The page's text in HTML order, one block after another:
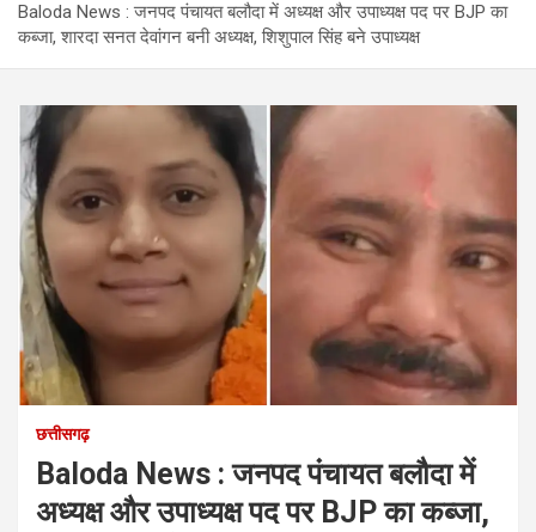
Baloda News : जनपद पंचायत बलौदा में अध्यक्ष और उपाध्यक्ष पद पर BJP का
कब्जा, शारदा सनत देवांगन बनी अध्यक्ष, शिशुपाल सिंह बने उपाध्यक्ष
छत्तीसगढ़
Baloda News : जनपद पंचायत बलौदा में
अध्यक्ष और उपाध्यक्ष पद पर BJP का कब्जा,